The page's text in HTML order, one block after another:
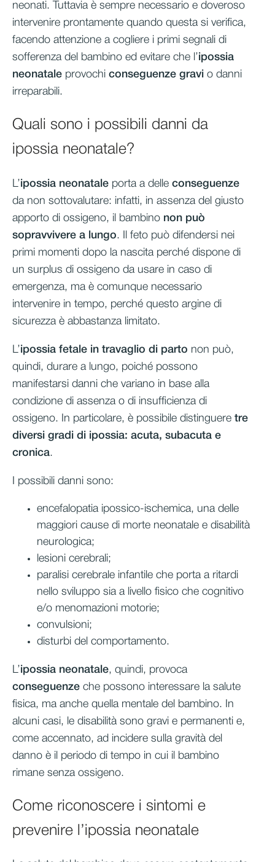
neonati. Tuttavia è sempre necessario e doveroso
intervenire prontamente quando questa si verifica,
facendo attenzione a cogliere i primi segnali di
sofferenza del bambino ed evitare che l’ipossia
neonatale provochi conseguenze gravi o danni
irreparabili.
Quali sono i possibili danni da
ipossia neonatale?
L’ipossia neonatale porta a delle conseguenze
da non sottovalutare: infatti, in assenza del giusto
apporto di ossigeno, il bambino non può
sopravvivere a lungo. Il feto può difendersi nei
primi momenti dopo la nascita perché dispone di
un surplus di ossigeno da usare in caso di
emergenza, ma è comunque necessario
intervenire in tempo, perché questo argine di
sicurezza è abbastanza limitato.
L’ipossia fetale in travaglio di parto non può,
quindi, durare a lungo, poiché possono
manifestarsi danni che variano in base alla
condizione di assenza o di insufficienza di
ossigeno. In particolare, è possibile distinguere tre
diversi gradi di ipossia: acuta, subacuta e
cronica.
I possibili danni sono:
encefalopatia ipossico-ischemica, una delle
maggiori cause di morte neonatale e disabilità
neurologica;
lesioni cerebrali;
paralisi cerebrale infantile che porta a ritardi
nello sviluppo sia a livello fisico che cognitivo
e/o menomazioni motorie;
convulsioni;
disturbi del comportamento.
L’ipossia neonatale, quindi, provoca
conseguenze che possono interessare la salute
fisica, ma anche quella mentale del bambino. In
alcuni casi, le disabilità sono gravi e permanenti e,
come accennato, ad incidere sulla gravità del
danno è il periodo di tempo in cui il bambino
rimane senza ossigeno.
Come riconoscere i sintomi e
prevenire l’ipossia neonatale